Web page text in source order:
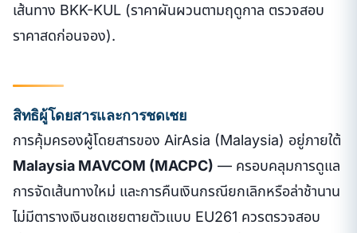
เส้นทาง BKK-KUL (ราคาผันผวนตามฤดูกาล ตรวจสอบ
ราคาสดก่อนจอง).
สิทธิผู้โดยสารและการชดเชย
การคุ้มครองผู้โดยสารของ AirAsia (Malaysia) อยู่ภายใต้
Malaysia MAVCOM (MACPC) — ครอบคลุมการดูแล
การจัดเส้นทางใหม่ และการคืนเงินกรณียกเลิกหรือล่าช้านาน
ไม่มีตารางเงินชดเชยตายตัวแบบ EU261 ควรตรวจสอบ